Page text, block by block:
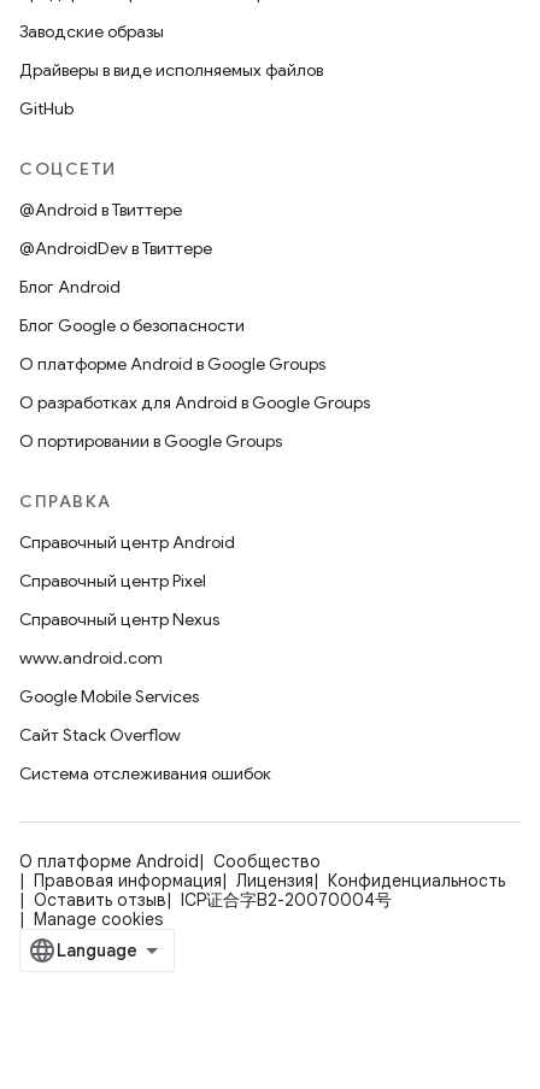
Заводские образы
Драйверы в виде исполняемых файлов
GitHub
СОЦСЕТИ
@Android в Твиттере
@AndroidDev в Твиттере
Блог Android
Блог Google о безопасности
О платформе Android в Google Groups
О разработках для Android в Google Groups
О портировании в Google Groups
СПРАВКА
Справочный центр Android
Справочный центр Pixel
Справочный центр Nexus
www.android.com
Google Mobile Services
Сайт Stack Overflow
Система отслеживания ошибок
О платформе Android
Сообщество
Правовая информация
Лицензия
Конфиденциальность
Оставить отзыв
ICP证合字B2-20070004号
Manage cookies